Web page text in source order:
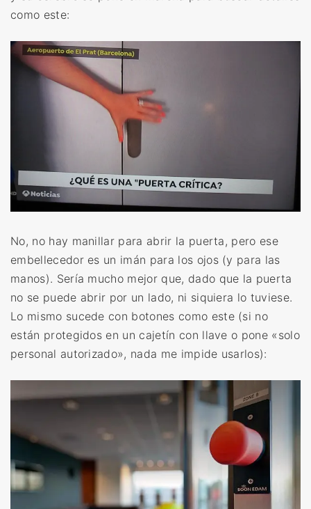
como este:
No, no hay manillar para abrir la puerta, pero ese
embellecedor es un imán para los ojos (y para las
manos). Sería mucho mejor que, dado que la puerta
no se puede abrir por un lado, ni siquiera lo tuviese.
Lo mismo sucede con botones como este (si no
están protegidos en un cajetín con llave o pone «solo
personal autorizado», nada me impide usarlos):